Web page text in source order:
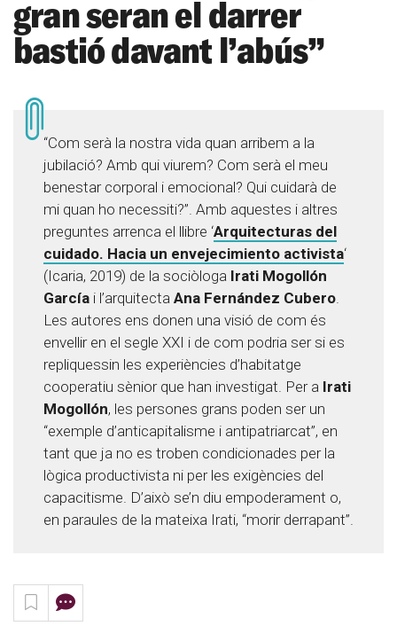
gran seran el darrer
bastió davant l’abús”
“Com serà la nostra vida quan arribem a la
jubilació? Amb qui viurem? Com serà el meu
benestar corporal i emocional? Qui cuidarà de
mi quan ho necessiti?”. Amb aquestes i altres
preguntes arrenca el llibre ‘Arquitecturas del
cuidado. Hacia un envejecimiento activista‘
(Icaria, 2019) de la sociòloga Irati Mogollón
García i l’arquitecta Ana Fernández Cubero.
Les autores ens donen una visió de com és
envellir en el segle XXI i de com podria ser si es
repliquessin les experiències d’habitatge
cooperatiu sènior que han investigat. Per a Irati
Mogollón, les persones grans poden ser un
“exemple d’anticapitalisme i antipatriarcat”, en
tant que ja no es troben condicionades per la
lògica productivista ni per les exigències del
capacitisme. D’això se’n diu empoderament o,
en paraules de la mateixa Irati, “morir derrapant”.